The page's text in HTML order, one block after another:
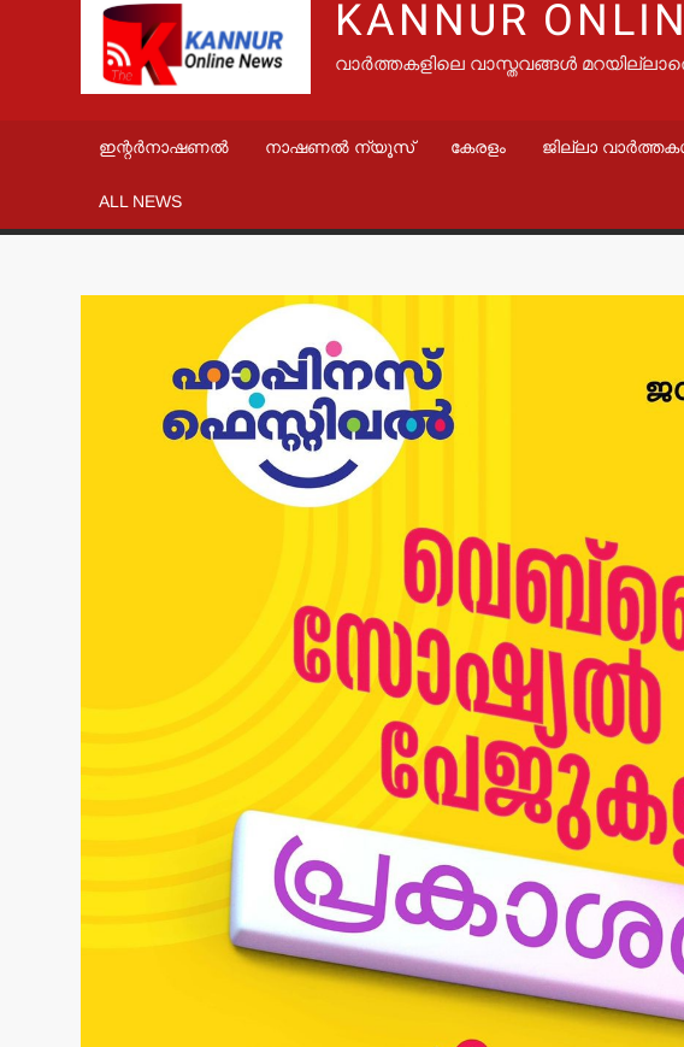
KANNUR
വാർത്തകളിലെ വാസ്തവങ്ങൾ
ഇന്റർനാഷണൽ നാഷണൽ ന്യൂസ് കേരളം ജില്ലാ
ALL NEWS